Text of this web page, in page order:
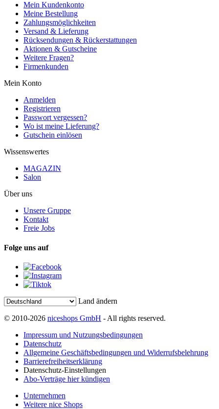
Mein Kundenkonto
Meine Bestellung
Zahlungsmöglichkeiten
Versand & Lieferung
Rücksendungen & Rückerstattungen
Aktionen & Gutscheine
Weitere Fragen?
Firmenkunden
Mein Konto
Anmelden
Registrieren
Passwort vergessen?
Wo ist meine Lieferung?
Gutschein einlösen
Wissenswertes
MAGAZIN
Salon
Über uns
Unsere Gruppe
Kontakt
Freie Jobs
Folge uns auf
Land ändern
© 2010-2026 niceshops GmbH - All rights reserved.
Impressum und Nutzungsbedingungen
Datenschutz
Allgemeine Geschäftsbedingungen und Widerrufsbelehrung
Barrierefreiheitserklärung
Datenschutz-Einstellungen
Abo-Verträge hier kündigen
Unternehmen
Weitere nice Shops